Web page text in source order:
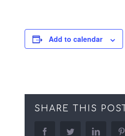
Add to calendar
SHARE THIS POST
facebooktwitter linkedin